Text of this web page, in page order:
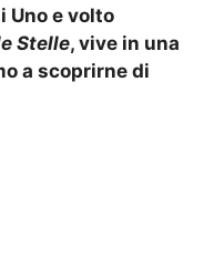
Uno e volto
Stelle, vive in una
a scoprirne di